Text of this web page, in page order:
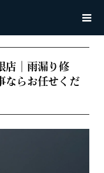
店｜雨漏り修
ならお任せくだ